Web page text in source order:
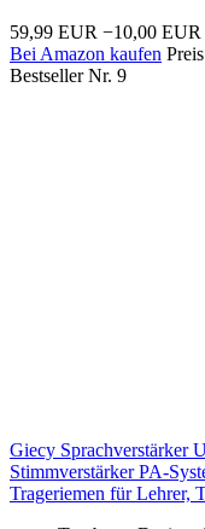
59,99 EUR −10,00 EUR
Bei Amazon kaufen
Bestseller Nr. 9
Giecy Sprachverstärker
Stimmverstärker PA-
Trageriemen für Lehrer,